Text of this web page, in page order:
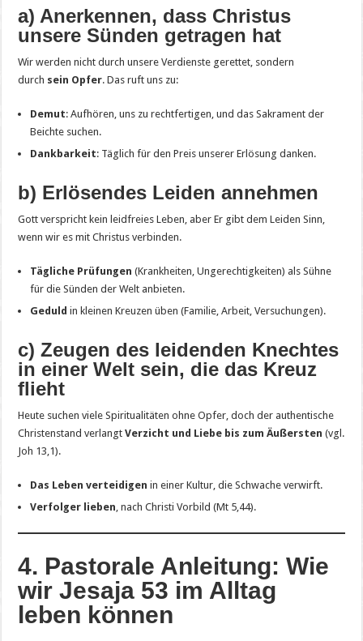
a) Anerkennen, dass Christus
unsere Sünden getragen hat
Wir werden nicht durch unsere Verdienste gerettet, sondern
durch sein Opfer. Das ruft uns zu:
Demut: Aufhören, uns zu rechtfertigen, und das Sakrament der
Beichte suchen.
Dankbarkeit: Täglich für den Preis unserer Erlösung danken.
b) Erlösendes Leiden annehmen
Gott verspricht kein leidfreies Leben, aber Er gibt dem Leiden Sinn,
wenn wir es mit Christus verbinden.
Tägliche Prüfungen (Krankheiten, Ungerechtigkeiten) als Sühne
für die Sünden der Welt anbieten.
Geduld in kleinen Kreuzen üben (Familie, Arbeit, Versuchungen).
c) Zeugen des leidenden Knechtes
in einer Welt sein, die das Kreuz
flieht
Heute suchen viele Spiritualitäten ohne Opfer, doch der authentische
Christenstand verlangtVerzicht und Liebe bis zum Äußersten (vgl.
Joh 13,1).
Das Leben verteidigen in einer Kultur, die Schwache verwirft.
Verfolger lieben , nach Christi Vorbild (Mt 5,44).
4. Pastorale Anleitung: Wie
wir Jesaja 53 im Alltag
leben können